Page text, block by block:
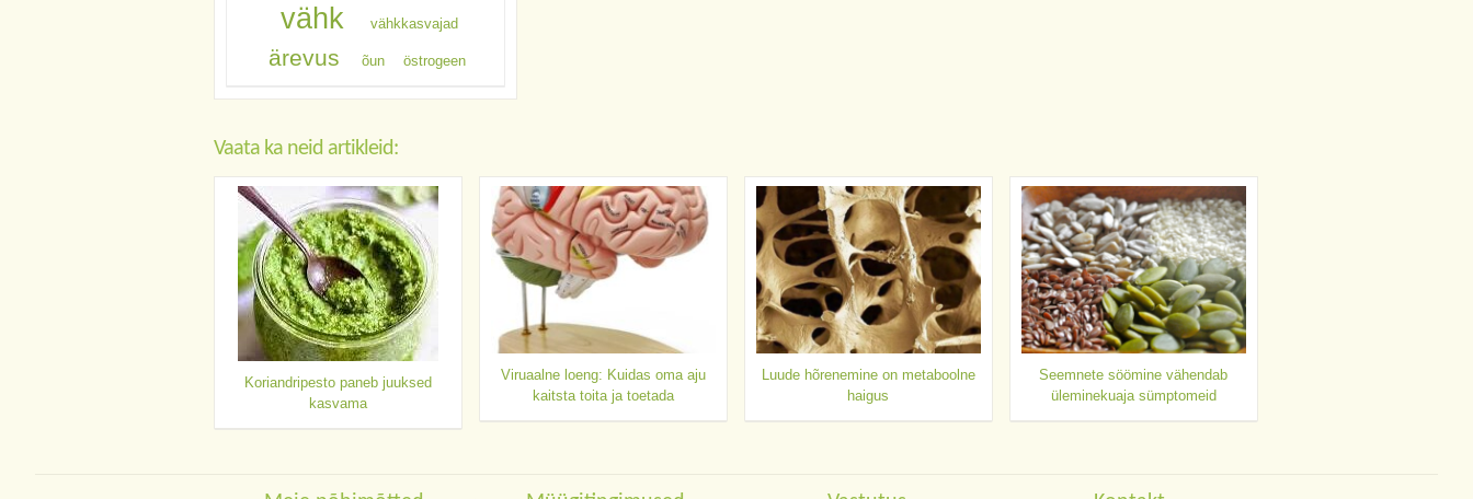
vähk vähkkasvajad
ärevus õun östrogeen
Vaata ka neid artikleid:
Koriandripesto paneb juuksed
kasvama
Viruaalne loeng: Kuidas oma aju
kaitsta toita ja toetada
Luude hõrenemine on metaboolne
haigus
Seemnete söömine vähendab
üleminekuaja sümptomeid